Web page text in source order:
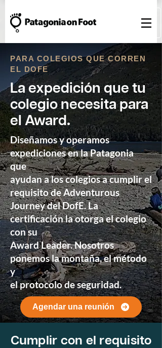
PARA COLEGIOS QUE CORREN
EL DOFE
La expedición que tu
colegio necesita para
el Award .
Diseñamos y operamos
expediciones en la Patagonia
que
ayudan a los colegios a cumplir el
requisito de Adventurous
Journey del DofE. La
certificación la otorga el colegio
con su
Award Leader. Nosotros
ponemos la montaña, el método
y
el protocolo de seguridad.
Agendar una reunión
Cumplir con el requisito